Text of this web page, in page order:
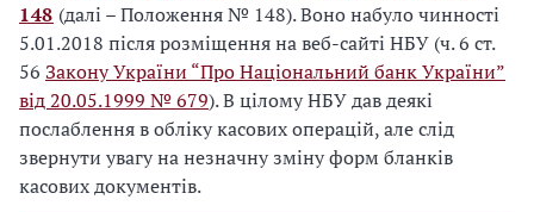
148 (далі – Положення № 148). Воно набуло чинності
5.01.2018 після розміщення на веб-сайті НБУ (ч. 6 ст.
56 Закону України “Про Національний банк України”
від 20.05.1999 № 679). В цілому НБУ дав деякі
послаблення в обліку касових операцій, але слід
звернути увагу на незначну зміну форм бланків
касових документів.